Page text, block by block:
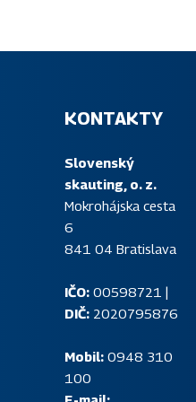
KONTAKTY
Slovenský
skauting, o. z.
Mokrohájska cesta
6
841 04 Bratislava
IČO: 00598721 |
DIČ: 2020795876
Mobil: 0948 310
100